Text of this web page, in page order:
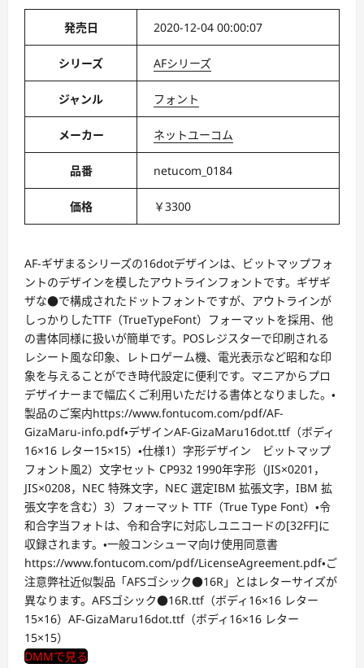
発売日 2020-12-04 00:00:07
シリーズ AFシリーズ
ジャンル フォント
メーカー ネットユーコム
品番 netucom_0184
価格 ￥3300
AF-ギザまるシリーズの16dotデザインは、ビットマップフォ
ントのデザインを模したアウトラインフォントです。ギザギ
ザな●で構成されたドットフォントですが、アウトラインが
しっかりしたTTF（TrueTypeFont）フォーマットを採用、他
の書体同様に扱いが簡単です。POSレジスターで印刷される
レシート風な印象、レトロゲーム機、電光表示など昭和な印
象を与えることができ時代設定に便利です。マニアからプロ
デザイナーまで幅広くご利用いただける書体となりました。・
製品のご案内https://www.fontucom.com/pdf/AF-
GizaMaru-info.pdf・デザインAF-GizaMaru16dot.ttf（ボディ
16×16 レター15×15）・仕様1）字形デザイン ビットマップ
フォント風2）文字セット CP932 1990年字形（JIS×0201，
JIS×0208，NEC 特殊文字，NEC 選定IBM 拡張文字，IBM 拡
張文字を含む）3）フォーマット TTF（True Type Font）・令
和合字当フォトは、令和合字に対応しユニコードの[32FF]に
収録されます。・一般コンシューマ向け使用同意書
https://www.fontucom.com/pdf/LicenseAgreement.pdf・ご
注意弊社近似製品「AFSゴシック●16R」とはレターサイズが
異なります。AFSゴシック●16R.ttf（ボディ16×16 レター
15×16）AF-GizaMaru16dot.ttf（ボディ16×16 レター
15×15）
DMMで見る